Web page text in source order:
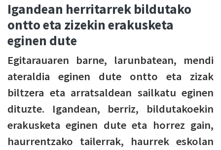
Igandean herritarrek bildutako
ontto eta zizekin erakusketa
eginen dute
Egitarauaren barne, larunbatean, mendi
ateraldia eginen dute ontto eta zizak
biltzera eta arratsaldean sailkatu eginen
dituzte. Igandean, berriz, bildutakoekin
erakusketa eginen dute eta horrez gain,
haurrentzako tailerrak, haurrek eskolan